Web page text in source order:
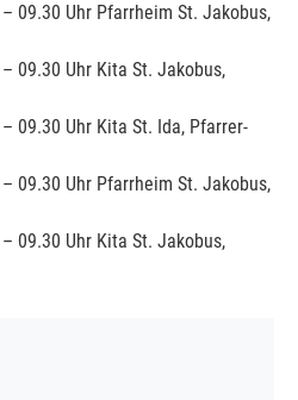
09.30 Uhr Pfarrheim St. Jakobus,
09.30 Uhr Kita St. Jakobus,
09.30 Uhr Kita St. Ida, Pfarrer-
09.30 Uhr Pfarrheim St. Jakobus,
09.30 Uhr Kita St. Jakobus,